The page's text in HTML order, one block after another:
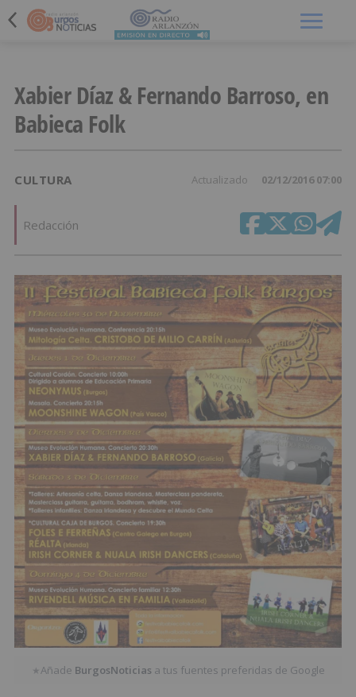
Xabier Díaz & Fernando Barroso, en
Babieca Folk
CULTURA Actualizado 02/12/2016 07:00
Redacción
★Añade BurgosNoticias a tus fuentes preferidas de Google